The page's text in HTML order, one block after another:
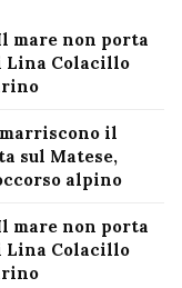
mare non porta
Lina Colacillo
il
sul Matese,
alpino
mare non porta
Lina Colacillo